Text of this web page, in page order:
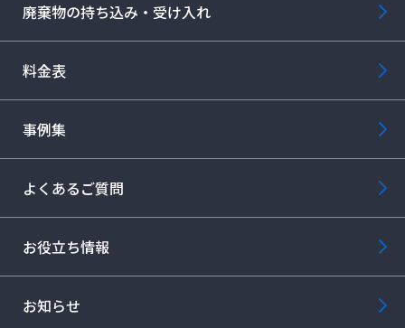
LINE簡単見積り
お問い合わせ
廃棄物の持ち込み・受け入れ
料金表
事例集
よくあるご質問
お役立ち情報
お知らせ